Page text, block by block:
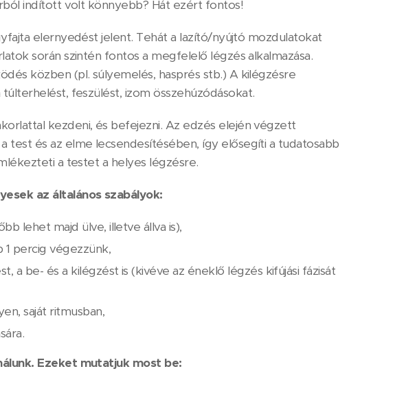
indított volt könnyebb? Hát ezért fontos!
elernyedést jelent. Tehát a lazító/nyújtó mozdulatokat
során szintén fontos a megfelelő légzés alkalmazása.
közben (pl. súlyemelés, hasprés stb.) A kilégzésre
feszülést, izom összehúzódásokat.
kezdeni, és befejezni. Az edzés elején végzett
test és az elme lecsendesítésében, így elősegíti a tudatosabb
a testet a helyes légzésre.
az általános szabályok:
lehet majd ülve, illetve állva is),
percig végezzünk,
a be- és a kilégzést is (kivéve az éneklő légzés kifújási fázisát
saját ritmusban,
Ezeket mutatjuk most be: